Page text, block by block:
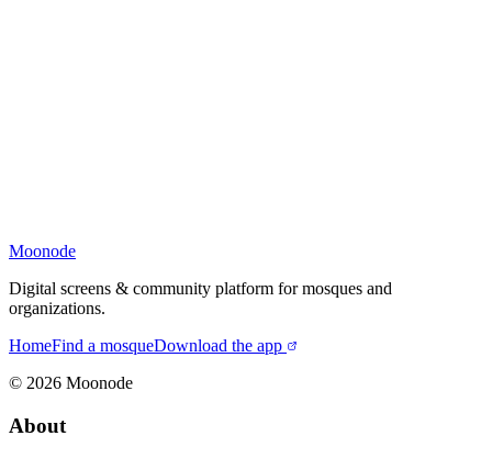
Moonode
Digital screens & community platform for mosques and
organizations.
HomeFind a mosqueDownload the app
© 2026 Moonode
About